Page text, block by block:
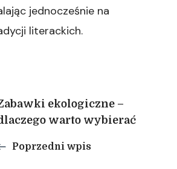
jednocześnie na
literackich.
ekologiczne –
warto wybierać
Poprzedni wpis